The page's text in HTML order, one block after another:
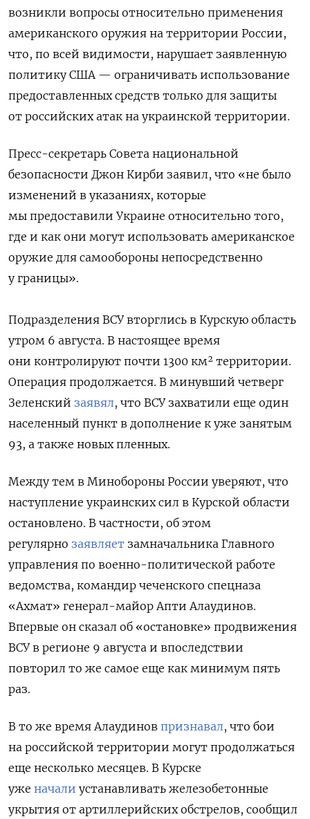
возникли вопросы относительно применения
американского оружия на территории России,
что, по всей видимости, нарушает заявленную
политику США — ограничивать использование
предоставленных средств только для защиты
от российских атак на украинской территории.
Пресс-секретарь Совета национальной
безопасности Джон Кирби заявил, что «не было
изменений в указаниях, которые
мы предоставили Украине относительно того,
где и как они могут использовать американское
оружие для самообороны непосредственно
у границы».
Подразделения ВСУ вторглись в Курскую область
утром 6 августа. В настоящее время
они контролируют почти 1300 км² территории.
Операция продолжается. В минувший четверг
Зеленский заявял, что ВСУ захватили еще один
населенный пункт в дополнение к уже занятым
93, а также новых пленных.
Между тем в Минобороны России уверяют, что
наступление украинских сил в Курской области
остановлено. В частности, об этом
регулярно заявляет замначальника Главного
управления по военно-политической работе
ведомства, командир чеченского спецназа
«Ахмат» генерал-майор Апти Алаудинов.
Впервые он сказал об «остановке» продвижения
ВСУ в регионе 9 августа и впоследствии
повторил то же самое еще как минимум пять
раз.
В то же время Алаудинов признавал, что бои
на российской территории могут продолжаться
еще несколько месяцев. В Курске
уже начали устанавливать железобетонные
укрытия от артиллерийских обстрелов, сообщил